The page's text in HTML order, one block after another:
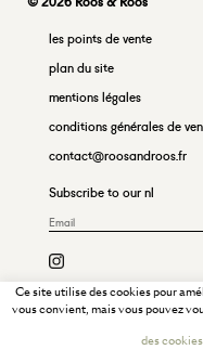
les points de vente
plan du site
mentions légales
conditions générales de
contact@roosandroos.fr
Subscribe to our nl
Ce site utilise des cookies pour
vous convient, mais vous pouvez
des cookies